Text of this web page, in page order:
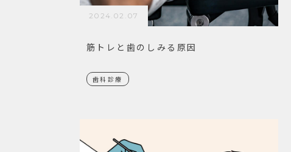
2024.02.07
筋トレと歯のしみる原因
歯科診療